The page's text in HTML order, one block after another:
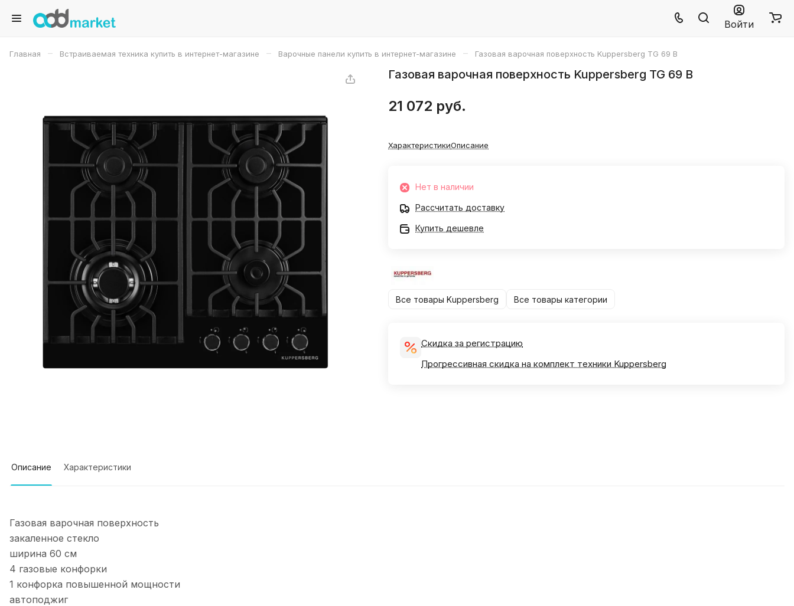
Войти
Главная – Встраиваемая техника купить в интернет-магазине – Варочные панели купить в интернет-магазине – Газовая варочная поверхность Kuppersberg TG 69 B
Газовая варочная поверхность Kuppersberg TG 69 B
21 072 руб.
ХарактеристикиОписание
Нет в наличии
Рассчитать доставку
Купить дешевле
Все товары Kuppersberg Все товары категории
Скидка за регистрацию
Прогрессивная скидка на комплект техники Kuppersberg
Описание Характеристики
Газовая варочная поверхность
закаленное стекло
ширина 60 см
4 газовые конфорки
1 конфорка повышенной мощности
автоподжиг